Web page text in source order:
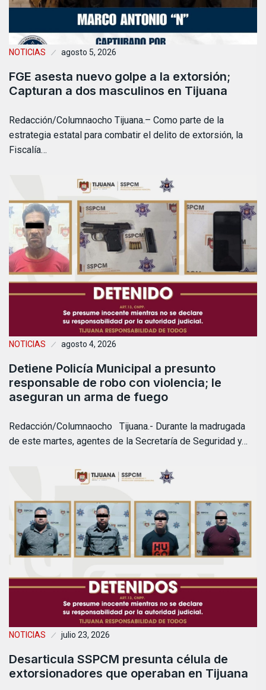
NOTICIAS agosto 5, 2026
FGE asesta nuevo golpe a la extorsión;
Capturan a dos masculinos en Tijuana
Redacción/Columnaocho Tijuana.– Como parte de la
estrategia estatal para combatir el delito de extorsión, la
Fiscalía…
NOTICIAS agosto 4, 2026
Detiene Policía Municipal a presunto
responsable de robo con violencia; le
aseguran un arma de fuego
Redacción/Columnaocho Tijuana.- Durante la madrugada
de este martes, agentes de la Secretaría de Seguridad y…
NOTICIAS julio 23, 2026
Desarticula SSPCM presunta célula de
extorsionadores que operaban en Tijuana